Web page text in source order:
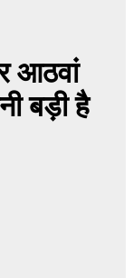
आठवां
बड़ी है